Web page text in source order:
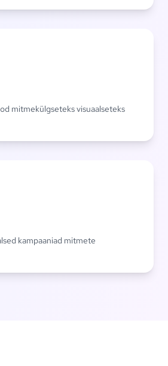
mitmekülgseteks visuaalseteks
kampaaniad mitmete